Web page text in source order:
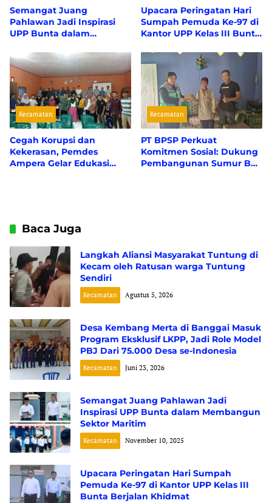
Semangat Juang
Pahlawan Jadi Inspirasi
UPP Bunta dalam
Maritim
Upacara Peringatan Hari
Sumpah Pemuda Ke-97 di
Kantor UPP Kelas III Bunta
Kecamatan
Cegah Korupsi dan
Kekerasan, Pemdes
Ampera Gelar Edukasi
Kecamatan
PT BPSP Perkuat
Komitmen Sosial: Dukung
Pembangunan Sumur Bor
Baca Juga
Langkah Aliansi Masyarakat Tuntung di
Kecam oleh Ratusan warga Tuntung
Sendiri
Kecamatan Agustus 5, 2026
Desa Kembang Merta di Banggai Masuk
Program Eksklusif LKPP, Jadi Role Model
PBJ Dari 75.000 Desa se-Indonesia
Kecamatan Juni 23, 2026
Semangat Juang Pahlawan Jadi
Inspirasi UPP Bunta dalam Membangun
Sektor Maritim
Kecamatan November 10, 2025
Upacara Peringatan Hari Sumpah
Pemuda Ke-97 di Kantor UPP Kelas III
Bunta Berjalan Khidmat